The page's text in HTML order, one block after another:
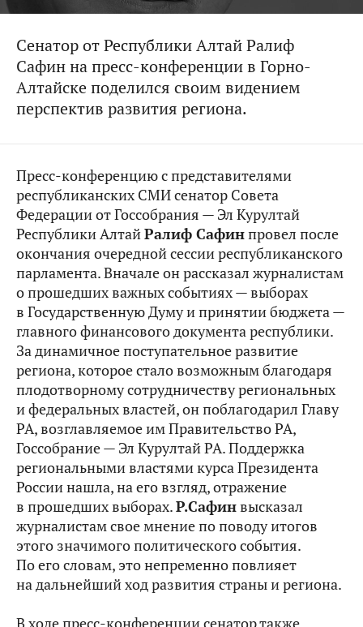
Сенатор от Республики Алтай Ралиф
Сафин на пресс-конференции в Горно-
Алтайске поделился своим видением
перспектив развития региона.
Пресс-конференцию с представителями
республиканских СМИ сенатор Совета
Федерации от Госсобрания — Эл Курултай
Республики АлтайРалиф Сафинпровел после
окончания очередной сессии республиканского
парламента. Вначале он рассказал журналистам
о прошедших важных событиях — выборах
в Государственную Думу и принятии бюджета —
главного финансового документа республики.
За динамичное поступательное развитие
региона, которое стало возможным благодаря
плодотворному сотрудничеству региональных
и федеральных властей, он поблагодарил Главу
РА, возглавляемое им Правительство РА,
Госсобрание — Эл Курултай РА. Поддержка
региональными властями курса Президента
России нашла, на его взгляд, отражение
в прошедших выборах.Р.Сафинвысказал
журналистам свое мнение по поводу итогов
этого значимого политического события.
По его словам, это непременно повлияет
на дальнейший ход развития страны и региона.